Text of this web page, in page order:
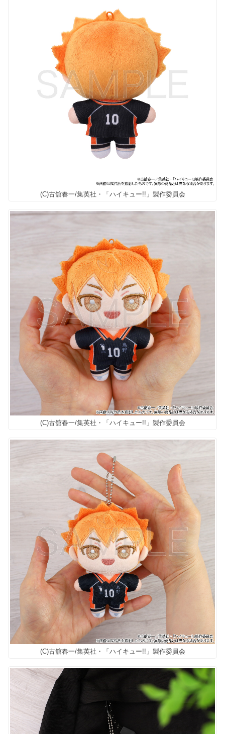
(C)古舘春一/集英社・「ハイキュー!!」製作委員会
(C)古舘春一/集英社・「ハイキュー!!」製作委員会
(C)古舘春一/集英社・「ハイキュー!!」製作委員会